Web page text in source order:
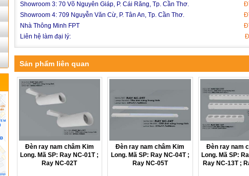
Showroom 3: 70 Võ Nguyên Giáp, P. Cái Răng, Tp. Cần Thơ.
Showroom 4: 709 Nguyễn Văn Cừ, P. Tân An, Tp. Cần Thơ.
Nhà Thông Minh FPT
Liên hệ làm đại lý:
Sản phẩm liên quan
Đèn ray nam châm Kim
Long. Mã SP: Ray NC-01T ;
Ray NC-02T
Đèn ray nam châm Kim
Long. Mã SP: Ray NC-04T ;
Ray NC-05T
Đèn ray nam
Long. Mã SP:
Ray NC-13T ;